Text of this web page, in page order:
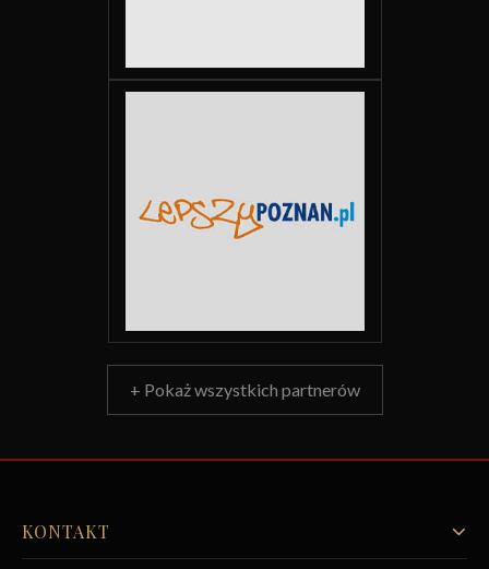
+ Pokaż wszystkich partnerów
KONTAKT